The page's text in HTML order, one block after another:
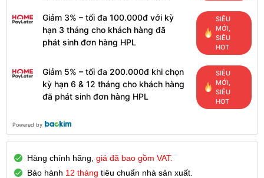
Giảm 3% – tối đa 100.000đ với kỳ
hạn 3 tháng cho khách hàng đã
phát sinh đơn hàng HPL
SIÊU
MỚI,
SIÊU
HOT
Giảm 5% – tối đa 200.000đ khi chọn
kỳ hạn 6 & 12 tháng cho khách hàng
đã phát sinh đơn hàng HPL
SIÊU
MỚI,
SIÊU
HOT
Powered by
Hàng chính hãng, giá đã bao gồm VAT.
Bảo hành 12 tháng tiêu chuẩn nhà sản xuất.